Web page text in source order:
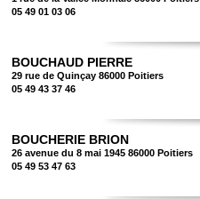
05 49 01 03 06
BOUCHAUD PIERRE
29 rue de Quinçay 86000 Poitiers
05 49 43 37 46
BOUCHERIE BRION
26 avenue du 8 mai 1945 86000 Poitiers
05 49 53 47 63